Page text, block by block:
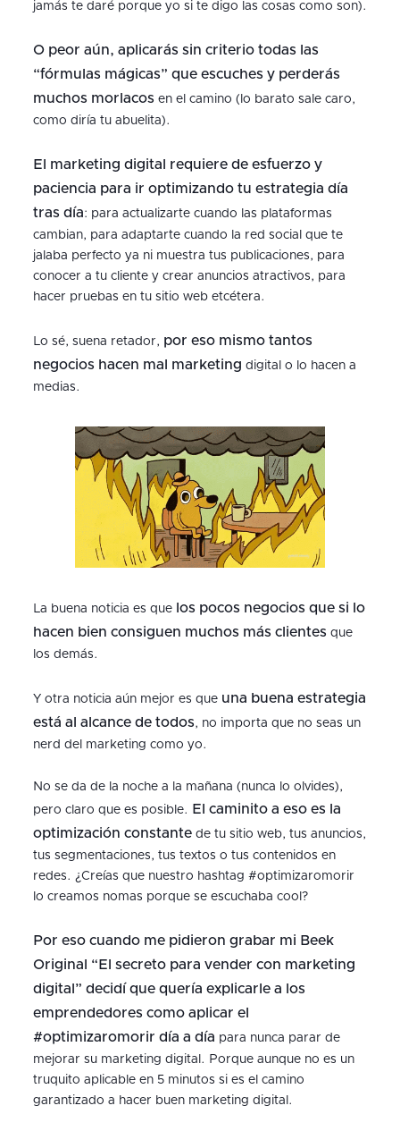
jamás te daré porque yo si te digo las cosas como son).
O peor aún, aplicarás sin criterio todas las
“fórmulas mágicas” que escuches y perderás
muchos morlacos en el camino (lo barato sale caro,
como diría tu abuelita).
El marketing digital requiere de esfuerzo y
paciencia para ir optimizando tu estrategia día
tras día: para actualizarte cuando las plataformas
cambian, para adaptarte cuando la red social que te
jalaba perfecto ya ni muestra tus publicaciones, para
conocer a tu cliente y crear anuncios atractivos, para
hacer pruebas en tu sitio web etcétera.
Lo sé, suena retador, por eso mismo tantos
negocios hacen mal marketing digital o lo hacen a
medias.
La buena noticia es que los pocos negocios que si lo
hacen bien consiguen muchos más clientes que
los demás.
Y otra noticia aún mejor es que una buena estrategia
está al alcance de todos, no importa que no seas un
nerd del marketing como yo.
No se da de la noche a la mañana (nunca lo olvides),
pero claro que es posible.
El caminito a eso es la
optimización constante de tu sitio web, tus anuncios,
tus segmentaciones, tus textos o tus contenidos en
redes. ¿Creías que nuestro hashtag #optimizaromorir
lo creamos nomas porque se escuchaba cool?
Por eso cuando me pidieron grabar mi Beek
Original “El secreto para vender con marketing
digital” decidí que quería explicarle a los
emprendedores como aplicar el
#optimizaromorir día a día para nunca parar de
mejorar su marketing digital. Porque aunque no es un
truquito aplicable en 5 minutos si es el camino
garantizado a hacer buen marketing digital.